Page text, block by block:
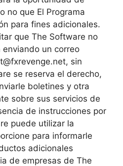
no que El Programa
para fines adicionales.
que The Software no
un correo
, sin
se reserva el derecho,
boletines y otra
sobre sus servicios de
de instrucciones por
puede utilizar la
para informarle
adicionales
de empresas de The